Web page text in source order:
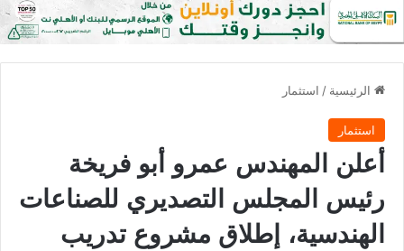
الرئيسية / استثمار
استثمار
أعلن المهندس عمرو أبو فريخة
رئيس المجلس التصديري للصناعات
الهندسية، إطلاق مشروع تدريب